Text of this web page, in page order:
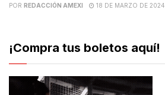
POR REDACCIÓN AMEXI 18 DE MARZO DE 2024
¡Compra tus boletos aquí!